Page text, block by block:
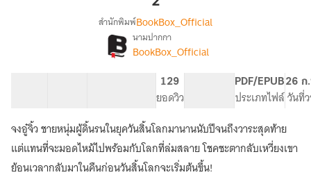
เทพ
วิญญาณ
แดน
เล่ม
2
เรื่อง
ยุค
วัน
สิ้น
โลก
:
เทพ
วิญญาณ
สยบ
แดน
สำนักพิมพ์BookBox_Official
นามปากกา
BookBox_Official
129
ยอดวิว
PDF/EPUB
ประเภทไฟล์
26 ก
วันที่
จงอู๋จิ้ว ชายหนุ่มผู้ดิ้นรนในยุควันสิ้นโลกมานานนับปีจนถึงวาระสุดท้าย
แต่แทนที่จะมอดไหม้ไปพร้อมกับโลกที่ล่มสลาย โชคชะตากลับเหวี่ยงเขา
ย้อนเวลากลับมาในคืนก่อนวันสิ้นโลกจะเริ่มต้นขึ้น!